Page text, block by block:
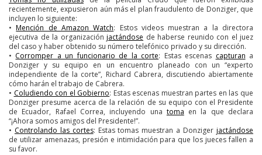
recientemente, expusieron aún más el plan fraudulento de Donziger, que
incluyen lo siguiente:
•Mención de Amazon Watch: Estos videos muestran a la directora
ejecutiva de la organización jactándose de haberse reunido con el juez
del caso y haber obtenido su número telefónico privado y su dirección.
• Corromper a un funcionario de la corte: Estas escenas capturan a
Donziger y su equipo en un encuentro planeado con un “experto
independiente de la corte”, Richard Cabrera, discutiendo abiertamente
cómo harán el trabajo de Cabrera.
• Coludiendo con el Gobierno: Estas escenas muestran partes en las que
Donziger presume acerca de la relación de su equipo con el Presidente
de Ecuador, Rafael Correa, incluyendo una toma en la que declara
“¡Ahora somos amigos del Presidente!”.
• Controlando las cortes: Estas tomas muestran a Donzigerjactándose
de utilizar amenazas, presión e intimidación para que los jueces fallen a
su favor.